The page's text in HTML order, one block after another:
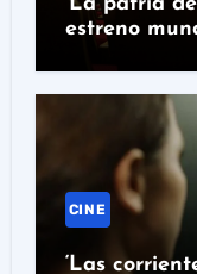
estreno
de Santander
CINE
‘Las